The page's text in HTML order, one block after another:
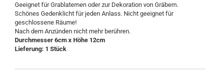
Geeignet für Grablaternen oder zur Dekoration von Gräbern.
Schönes Gedenklicht für jeden Anlass. Nicht geeignet für
geschlossene Räume!
Nach dem Anzünden nicht mehr berühren.
Durchmesser 6cm x Höhe 12cm
Lieferung: 1 Stück